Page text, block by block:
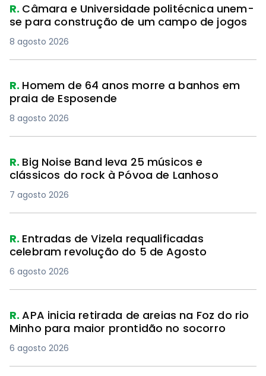
R. Câmara e Universidade politécnica unem-
se para construção de um campo de jogos
8 agosto 2026
R. Homem de 64 anos morre a banhos em
praia de Esposende
8 agosto 2026
R. Big Noise Band leva 25 músicos e
clássicos do rock à Póvoa de Lanhoso
7 agosto 2026
R. Entradas de Vizela requalificadas
celebram revolução do 5 de Agosto
6 agosto 2026
R.APA inicia retirada de areias na Foz do rio
Minho para maior prontidão no socorro
6 agosto 2026